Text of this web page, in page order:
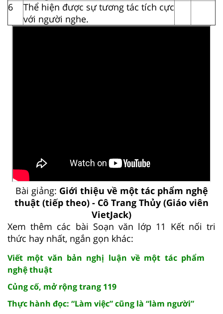
6
Thể hiện được sự tương tác tích cực
với người nghe.
Bài giảng: Giới thiệu về một tác phẩm nghệ
thuật (tiếp theo) - Cô Trang Thủy (Giáo viên
VietJack)
Xem thêm các bài Soạn văn lớp 11 Kết nối tri
thức hay nhất, ngắn gọn khác:
Viết một văn bản nghị luận về một tác phẩm
nghệ thuật
Củng cố, mở rộng trang 119
Thực hành đọc: “Làm việc” cũng là “làm người”